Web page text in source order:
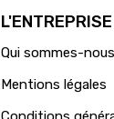
Qui sommes-
Mentions légales